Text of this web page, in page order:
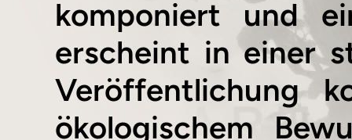
komponiert und
erscheint in einer
Veröffentlichung
ökologischem